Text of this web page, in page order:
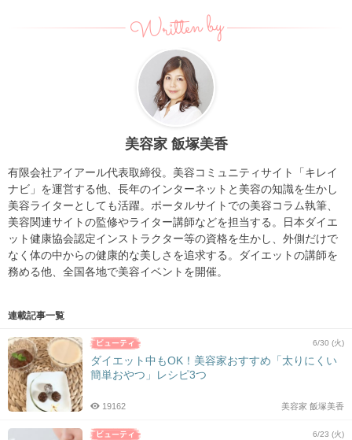
Written by
美容家 飯塚美香
有限会社アイアール代表取締役。美容コミュニティサイト「キレイ
ナビ」を運営する他、長年のインターネットと美容の知識を生かし
美容ライターとしても活躍。ポータルサイトでの美容コラム執筆、
美容関連サイトの監修やライター講師などを担当する。日本ダイエ
ット健康協会認定インストラクター等の資格を生かし、外側だけで
なく体の中からの健康的な美しさを追求する。ダイエットの講師を
務める他、全国各地で美容イベントを開催。
連載記事一覧
6/30 (火)
ダイエット中もOK！美容家おすすめ「太りにくい
簡単おやつ」レシピ3つ
美容家 飯塚美香
19162
6/23 (火)